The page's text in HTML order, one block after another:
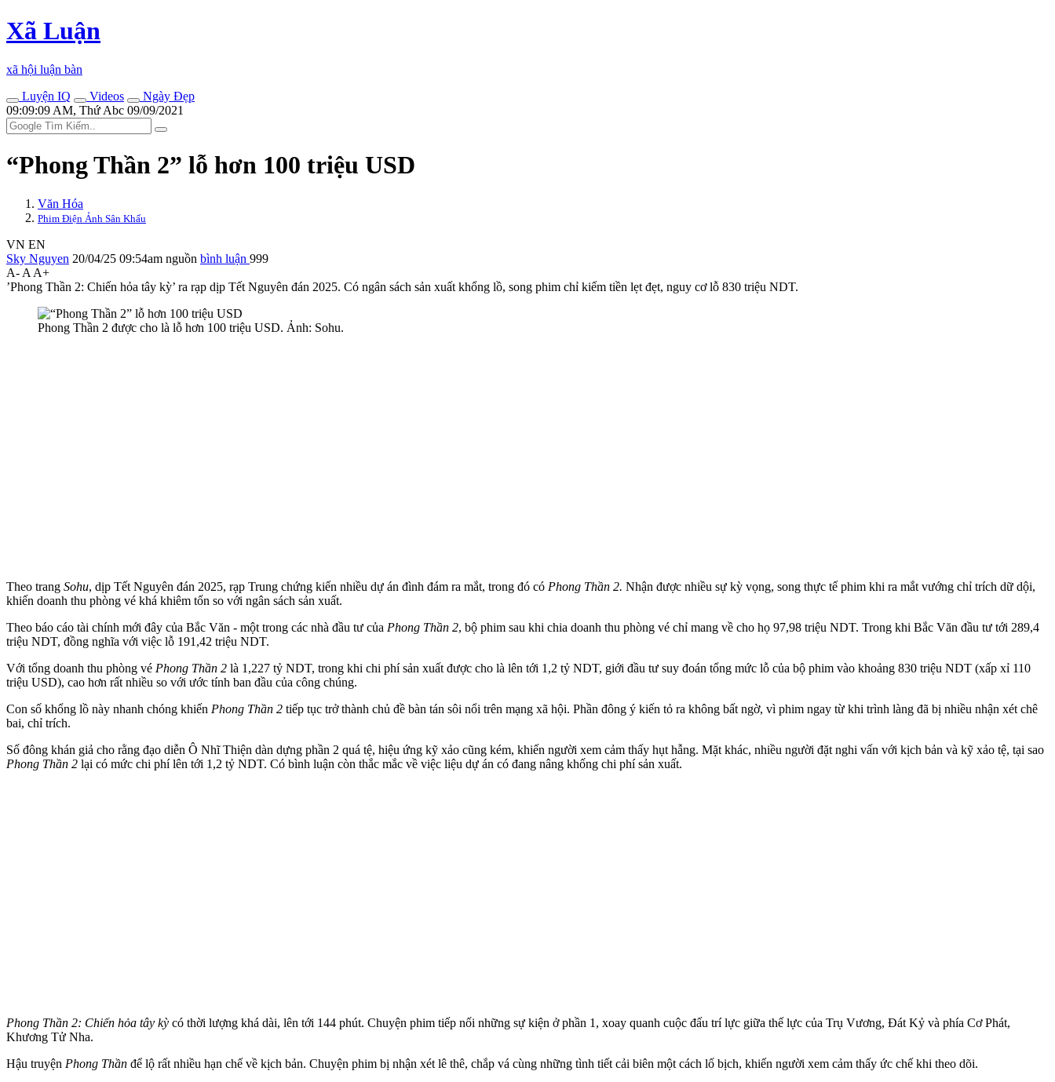
Xã Luận
xã hội luận bàn
Luyện IQ
Videos
Ngày Đẹp
09:09:09 AM, Thứ Abc 09/09/2021
“Phong Thần 2” lỗ hơn 100 triệu USD
Văn Hóa
Phim Điện Ảnh Sân Khấu
VN EN
Sky Nguyen 20/04/25 09:54am nguồn bình luận 999
A- A A+
’Phong Thần 2: Chiến hỏa tây kỳ’ ra rạp dịp Tết Nguyên đán 2025. Có ngân sách sản xuất khổng lồ, song phim chỉ kiếm tiền lẹt đẹt, nguy cơ lỗ 830 triệu NDT.
Phong Thần 2 được cho là lỗ hơn 100 triệu USD. Ảnh: Sohu.
Theo trang Sohu, dịp Tết Nguyên đán 2025, rạp Trung chứng kiến nhiều dự án đình đám ra mắt, trong đó có Phong Thần 2. Nhận được nhiều sự kỳ vọng, song thực tế phim khi ra mắt vướng chỉ trích dữ dội,
khiến doanh thu phòng vé khá khiêm tốn so với ngân sách sản xuất.
Theo báo cáo tài chính mới đây của Bắc Văn - một trong các nhà đầu tư của Phong Thần 2, bộ phim sau khi chia doanh thu phòng vé chỉ mang về cho họ 97,98 triệu NDT. Trong khi Bắc Văn đầu tư tới 289,4
triệu NDT, đồng nghĩa với việc lỗ 191,42 triệu NDT.
Với tổng doanh thu phòng vé Phong Thần 2 là 1,227 tỷ NDT, trong khi chi phí sản xuất được cho là lên tới 1,2 tỷ NDT, giới đầu tư suy đoán tổng mức lỗ của bộ phim vào khoảng 830 triệu NDT (xấp xỉ 110
triệu USD), cao hơn rất nhiều so với ước tính ban đầu của công chúng.
Con số khổng lồ này nhanh chóng khiến Phong Thần 2 tiếp tục trở thành chủ đề bàn tán sôi nổi trên mạng xã hội. Phần đông ý kiến tỏ ra không bất ngờ, vì phim ngay từ khi trình làng đã bị nhiều nhận xét chê
bai, chỉ trích.
Số đông khán giả cho rằng đạo diễn Ô Nhĩ Thiện dàn dựng phần 2 quá tệ, hiệu ứng kỹ xảo cũng kém, khiến người xem cảm thấy hụt hẫng. Mặt khác, nhiều người đặt nghi vấn với kịch bản và kỹ xảo tệ, tại sao
Phong Thần 2 lại có mức chi phí lên tới 1,2 tỷ NDT. Có bình luận còn thắc mắc về việc liệu dự án có đang nâng khống chi phí sản xuất.
Phong Thần 2: Chiến hỏa tây kỳ có thời lượng khá dài, lên tới 144 phút. Chuyện phim tiếp nối những sự kiện ở phần 1, xoay quanh cuộc đấu trí lực giữa thế lực của Trụ Vương, Đát Kỷ và phía Cơ Phát,
Khương Tử Nha.
Hậu truyện Phong Thần để lộ rất nhiều hạn chế về kịch bản. Chuyện phim bị nhận xét lê thê, chắp vá cùng những tình tiết cải biên một cách lố bịch, khiến người xem cảm thấy ức chế khi theo dõi.